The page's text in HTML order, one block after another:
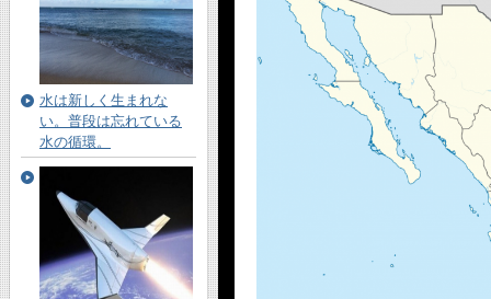
水は新しく生まれな
い。普段は忘れている
水の循環。